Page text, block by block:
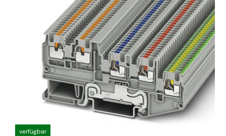
verfügbar